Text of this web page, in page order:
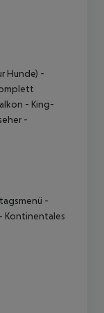
Hunde) -
- King-
-
-
Kontinentales